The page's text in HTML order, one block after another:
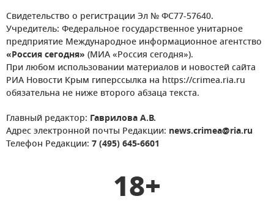
Свидетельство о регистрации Эл № ФС77-57640.
Учредитель: Федеральное государственное унитарное
предприятие Международное информационное агентство
«Россия сегодня» (МИА «Россия сегодня»).
При любом использовании материалов и новостей сайта
РИА Новости Крым гиперссылка на https://crimea.ria.ru
обязательна не ниже второго абзаца текста.
Главный редактор: Гаврилова А.В.
Адрес электронной почты Редакции: news.crimea@ria.ru
Телефон Редакции: 7 (495) 645-6601
18+